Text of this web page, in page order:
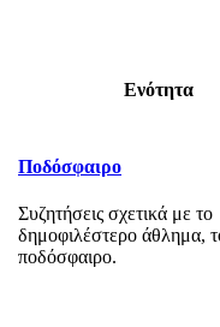
Ενότητα
Ποδόσφαιρο
Συζητήσεις σχετικά με το
δημοφιλέστερο άθλημα,
ποδόσφαιρο.